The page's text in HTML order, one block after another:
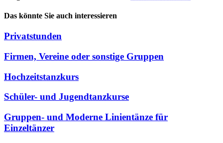
Das könnte Sie auch interessieren
Privatstunden
Firmen, Vereine oder sonstige Gruppen
Hochzeitstanzkurs
Schüler- und Jugendtanzkurse
Gruppen- und Moderne Linientänze für
Einzeltänzer